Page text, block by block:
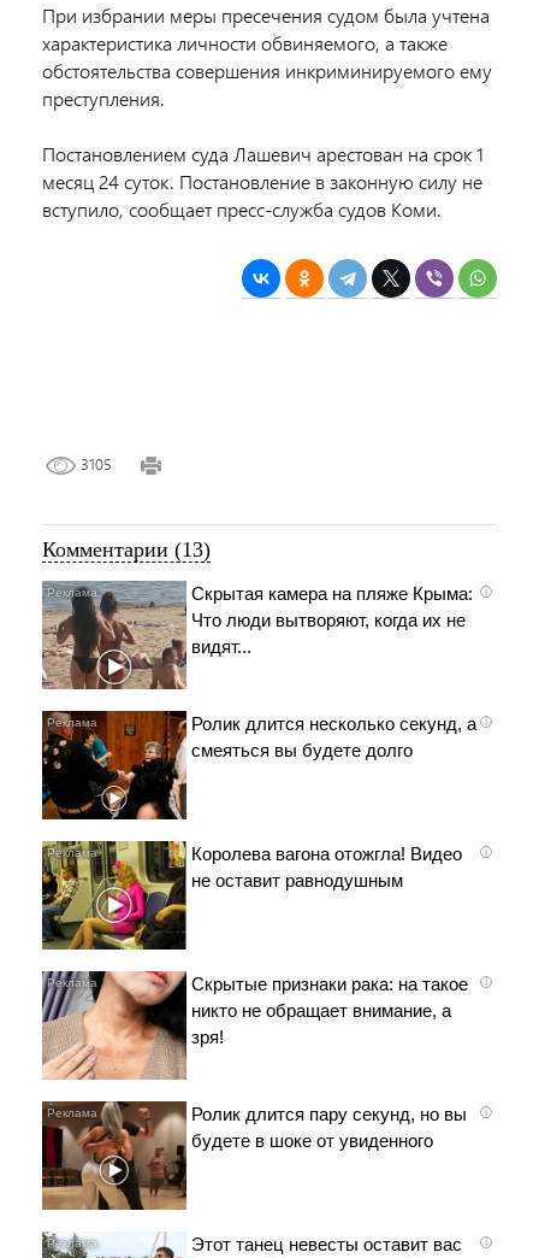
При избрании меры пресечения судом была учтена
характеристика личности обвиняемого, а также
обстоятельства совершения инкриминируемого ему
преступления.
Постановлением суда Лашевич арестован на срок 1
месяц 24 суток. Постановление в законную силу не
вступило, сообщает пресс-служба судов Коми.
3105
Комментарии (13)
i
Скрытая камера на пляже Крыма:
Что люди вытворяют, когда их не
видят...
i
Ролик длится несколько секунд, а
смеяться вы будете долго
i
Королева вагона отожгла! Видео
не оставит равнодушным
i
Скрытые признаки рака: на такое
никто не обращает внимание, а
зря!
i
Ролик длится пару секунд, но вы
будете в шоке от увиденного
i
Этот танец невесты оставит вас